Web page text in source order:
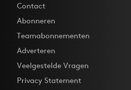
Contact
Abonneren
Teamabonnementen
Adverteren
Veelgestelde Vragen
Privacy Statement